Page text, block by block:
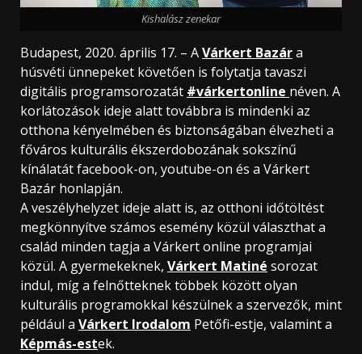
Kishalász zenekar
Budapest, 2020. április 17. – AVárkert Bazára
húsvéti ünnepeket követően is folytatja tavaszi
digitális programsorozatát #várkertonline néven. A
korlátozások ideje alatt továbbra is mindenki az
otthona kényelmében és biztonságában élvezheti a
főváros kulturális ékszerdobozának sokszínű
kínálatát facebook-on, youtube-on és a Várkert
Bazár honlapján.
A veszélyhelyzet ideje alatt is, az otthoni időtöltést
megkönnyítve számos esemény közül választhat a
család minden tagja a Várkert online programjai
közül. A gyermekeknek, Várkert Matiné sorozat
indul, míg a felnőtteknek többek között olyan
kulturális programokkal készülnek a szervezők, mint
például a Várkert Irodalom Petőfi-estje, valamint a
Képmás-estek.